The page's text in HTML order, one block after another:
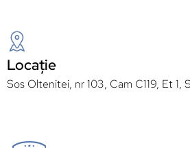
Locație
Sos Oltenitei, nr 103, Cam C119, Et 1,